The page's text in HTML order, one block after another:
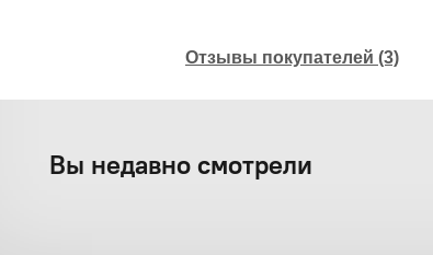
Отзывы покупателей (3)
Вы недавно смотрели